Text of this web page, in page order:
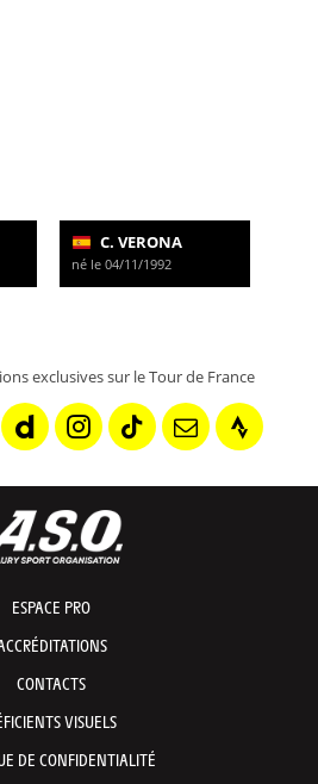
C. VERONA
né le 04/11/1992
exclusives sur le Tour de France
ESPACE PRO
CONTACTS
VISUELS
DE CONFIDENTIALITÉ